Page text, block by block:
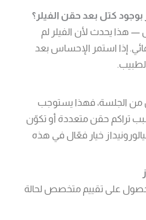
كتل بعد حقن الفيلر؟
— هذا يحدث لأن الفيلر لم
إذا استمر الإحساس بعد
من الجلسة، فهذا يستوجب
تراكم حقن متعددة أو تكوّن
خيار فعّال في هذه
على تقييم متخصص لحالة